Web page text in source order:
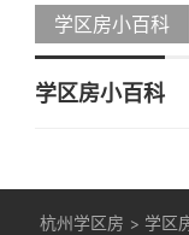
学区房小百科
学区房小百科
杭州学区房 > 学区